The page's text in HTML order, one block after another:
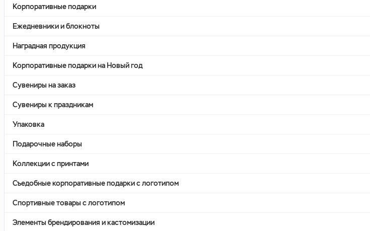
Корпоративные подарки
Ежедневники и блокноты
Наградная продукция
Корпоративные подарки на Новый год
Сувениры на заказ
Сувениры к праздникам
Упаковка
Подарочные наборы
Коллекции с принтами
Съедобные корпоративные подарки с логотипом
Спортивные товары с логотипом
Элементы брендирования и кастомизации